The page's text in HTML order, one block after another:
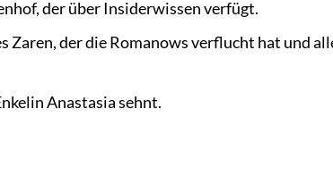
der über Insiderwissen verfügt.
Zaren, der die Romanows verflucht hat und
Anastasia sehnt.